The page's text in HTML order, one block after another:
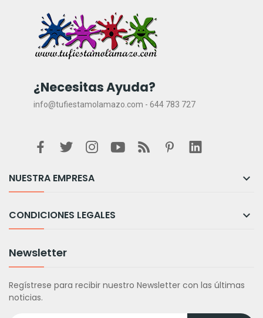
¿Necesitas Ayuda?
info@tufiestamolamazo.com - 644 783 727
NUESTRA EMPRESA 
CONDICIONES LEGALES 
Newsletter
Regístrese para recibir nuestro Newsletter con las últimas
noticias.